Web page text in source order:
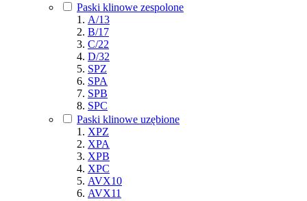
Paski klinowe zespolone
A/13
B/17
C/22
D/32
SPZ
SPA
SPB
SPC
Paski klinowe uzębione
XPZ
XPA
XPB
XPC
AVX10
AVX11